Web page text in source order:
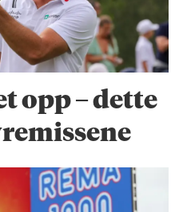
opp – dette